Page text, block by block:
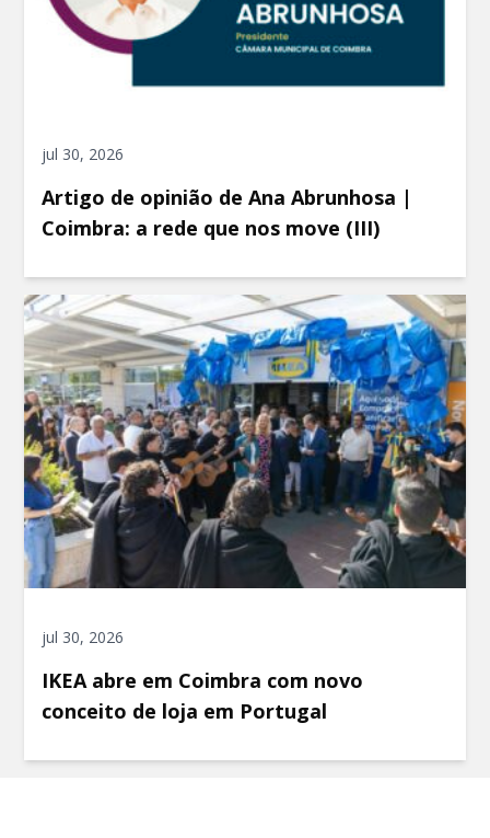
jul 30, 2026
Artigo de opinião de Ana Abrunhosa |
Coimbra: a rede que nos move (III)
jul 30, 2026
IKEA abre em Coimbra com novo
conceito de loja em Portugal